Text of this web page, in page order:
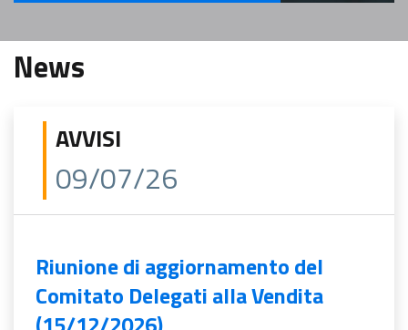
News
AVVISI
09/07/26
Riunione di aggiornamento del
Comitato Delegati alla Vendita